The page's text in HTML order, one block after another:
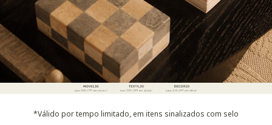
*Válido por tempo limitado, em itens sinalizados com selo